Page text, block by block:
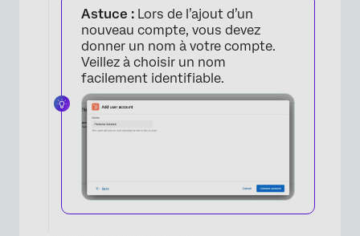
Astuce : Lors de l’ajout d’un
nouveau compte, vous devez
donner un nom à votre compte.
Veillez à choisir un nom
facilement identifiable.